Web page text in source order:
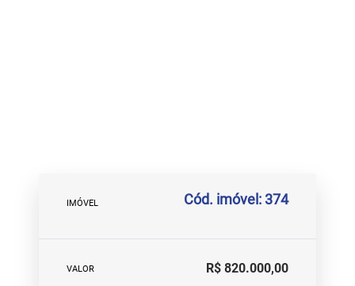
IMÓVEL Cód. imóvel: 374
VALOR R$ 820.000,00